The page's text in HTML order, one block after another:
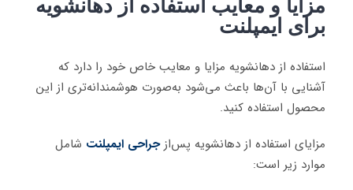
برای ایمپلنت
استفاده از دهانشویه مزایا و معایب خاص خود را دارد که
آشنایی با آن‌ها باعث می‌شود به‌صورت هوشمندانه‌تری از این
محصول استفاده کنید.
مزایای استفاده از دهانشویه پس‌ازجراحی ایمپلنت شامل
موارد زیر است: